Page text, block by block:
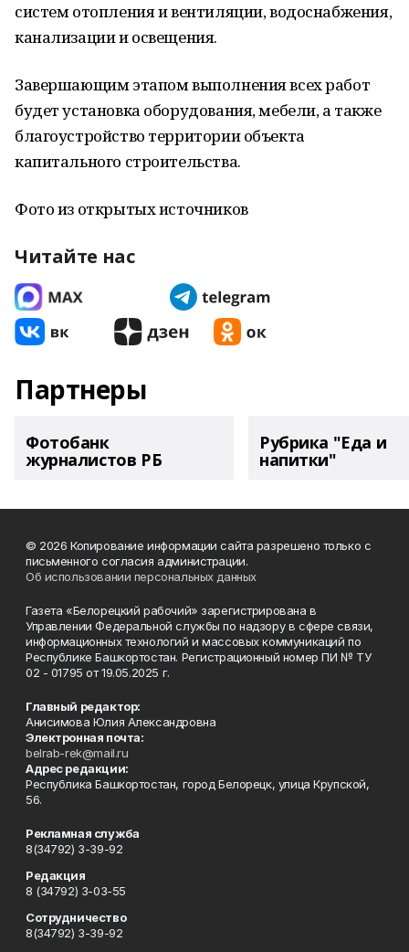
систем отопления и вентиляции, водоснабжения,
канализации и освещения.
Завершающим этапом выполнения всех работ
будет установка оборудования, мебели, а также
благоустройство территории объекта
капитального строительства.
Фото из открытых источников
Читайте нас
Партнеры
Фотобанк
журналистов РБ
Рубрика "Еда и
напитки"
© 2026 Копирование информации сайта разрешено только с
письменного согласия администрации.
Об использовании персональных данных
Газета «Белорецкий рабочий» зарегистрирована в
Управлении Федеральной службы по надзору в сфере связи,
информационных технологий и массовых коммуникаций по
Республике Башкортостан. Регистрационный номер ПИ № ТУ
02 - 01795 от 19.05.2025 г.
Главный редактор:
Анисимова Юлия Александровна
Электронная почта:
belrab-rek@mail.ru
Адрес редакции:
Республика Башкортостан, город Белорецк, улица Крупской,
56.
Рекламная служба
8(34792) 3-39-92
Редакция
8 (34792) 3-03-55
Сотрудничество
8(34792) 3-39-92